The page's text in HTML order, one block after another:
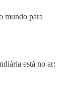
mundo para
está no ar: